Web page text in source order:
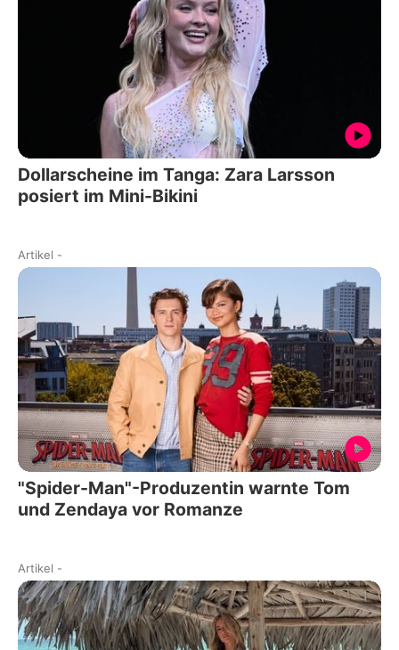
Dollarscheine im Tanga: Zara Larsson
posiert im Mini-Bikini
Artikel -
"Spider-Man"-Produzentin warnte Tom
und Zendaya vor Romanze
Artikel -